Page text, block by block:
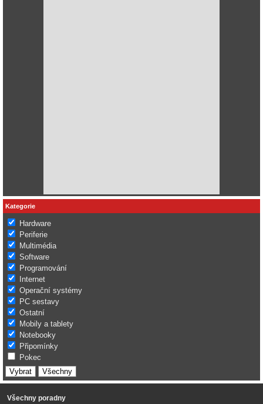
Kategorie
Hardware
Periferie
Multimédia
Software
Programování
Internet
Operační systémy
PC sestavy
Ostatní
Mobily a tablety
Notebooky
Připomínky
Pokec
Všechny poradny